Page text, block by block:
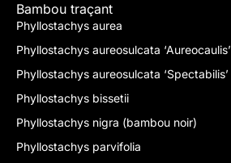
Bambou traçant
Phyllostachys aurea
Phyllostachys aureosulcata ‘Aureocaulis’
Phyllostachys aureosulcata ‘Spectabilis’
Phyllostachys bissetii
Phyllostachys nigra (bambou noir)
Phyllostachys parvifolia